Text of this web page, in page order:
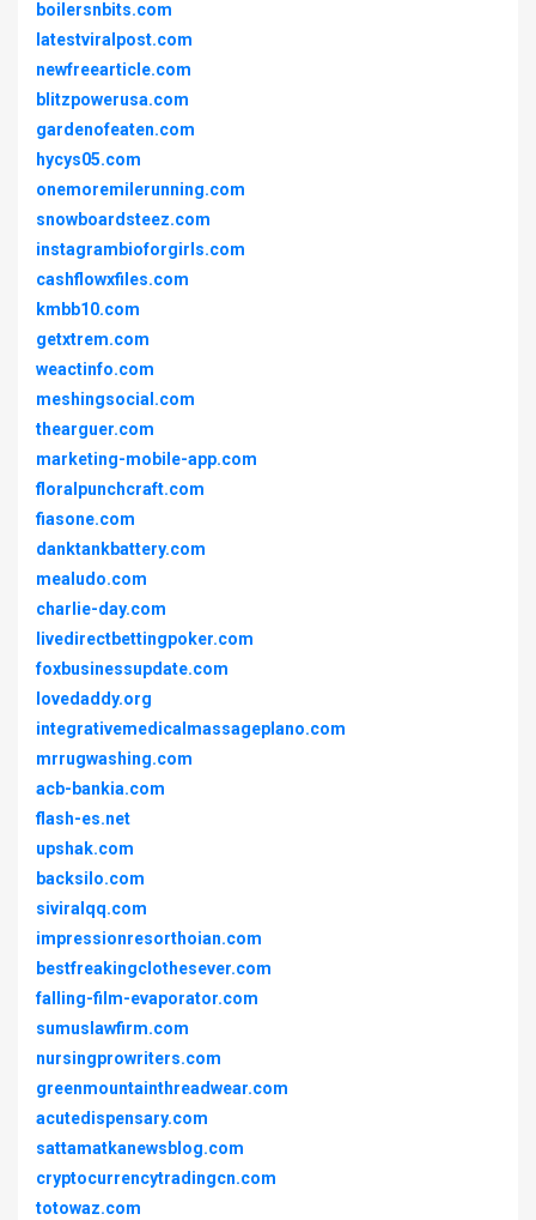
boilersnbits.com
latestviralpost.com
newfreearticle.com
blitzpowerusa.com
gardenofeaten.com
hycys05.com
onemoremilerunning.com
snowboardsteez.com
instagrambioforgirls.com
cashflowxfiles.com
kmbb10.com
getxtrem.com
weactinfo.com
meshingsocial.com
thearguer.com
marketing-mobile-app.com
floralpunchcraft.com
fiasone.com
danktankbattery.com
mealudo.com
charlie-day.com
livedirectbettingpoker.com
foxbusinessupdate.com
lovedaddy.org
integrativemedicalmassageplano.com
mrrugwashing.com
acb-bankia.com
flash-es.net
upshak.com
backsilo.com
siviralqq.com
impressionresorthoian.com
bestfreakingclothesever.com
falling-film-evaporator.com
sumuslawfirm.com
nursingprowriters.com
greenmountainthreadwear.com
acutedispensary.com
sattamatkanewsblog.com
cryptocurrencytradingcn.com
totowaz.com